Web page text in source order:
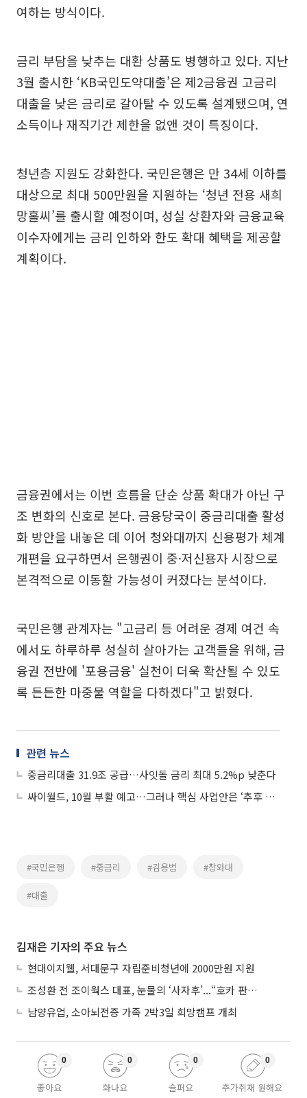
여하는 방식이다.
금리 부담을 낮추는 대환 상품도 병행하고 있다. 지난
3월 출시한 ‘KB국민도약대출’은 제2금융권 고금리
대출을 낮은 금리로 갈아탈 수 있도록 설계됐으며, 연
소득이나 재직기간 제한을 없앤 것이 특징이다.
청년층 지원도 강화한다. 국민은행은 만 34세 이하를
대상으로 최대 500만원을 지원하는 ‘청년 전용 새희
망홀씨’를 출시할 예정이며, 성실 상환자와 금융교육
이수자에게는 금리 인하와 한도 확대 혜택을 제공할
계획이다.
금융권에서는 이번 흐름을 단순 상품 확대가 아닌 구
조 변화의 신호로 본다. 금융당국이 중금리대출 활성
화 방안을 내놓은 데 이어 청와대까지 신용평가 체계
개편을 요구하면서 은행권이 중·저신용자 시장으로
본격적으로 이동할 가능성이 커졌다는 분석이다.
국민은행 관계자는 "고금리 등 어려운 경제 여건 속
에서도 하루하루 성실히 살아가는 고객들을 위해, 금
융권 전반에 '포용금융' 실천이 더욱 확산될 수 있도
록 든든한 마중물 역할을 다하겠다"고 밝혔다.
관련 뉴스
중금리대출 31.9조 공급…사잇돌 금리 최대 5.2%p 낮춘다
싸이월드, 10월 부활 예고…그러나 핵심 사업안은 ‘추후 공개’
#국민은헹 #중금리 #김용범 #창와대
#대출
김재은 기자의 주요 뉴스
현대이지웰, 서대문구 자립준비청년에 2000만원 지원
조성환 전 조이웍스 대표, 눈물의 ‘사자후’...“호카 판권 탈취 노린 경쟁사가 기획·폭행 유도”
남양유업, 소아뇌전증 가족 2박3일 희망캠프 개최
좋아요
0
화나요
0
슬퍼요
0
추가취재 원해요
0